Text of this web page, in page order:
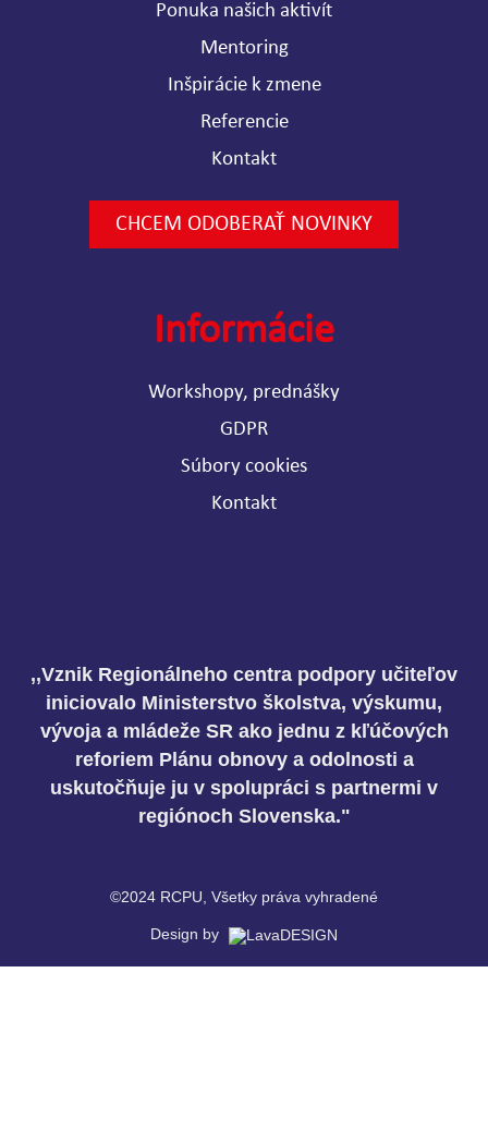
Ponuka našich aktivít
Mentoring
Inšpirácie k zmene
Referencie
Kontakt
CHCEM ODOBERAŤ NOVINKY
Informácie
Workshopy, prednášky
GDPR
Súbory cookies
Kontakt
,,Vznik Regionálneho centra podpory učiteľov
iniciovalo Ministerstvo školstva, výskumu,
vývoja a mládeže SR ako jednu z kľúčových
reforiem Plánu obnovy a odolnosti a
uskutočňuje ju v spolupráci s partnermi v
regiónoch Slovenska."
©2024 RCPU, Všetky práva vyhradené
Design by